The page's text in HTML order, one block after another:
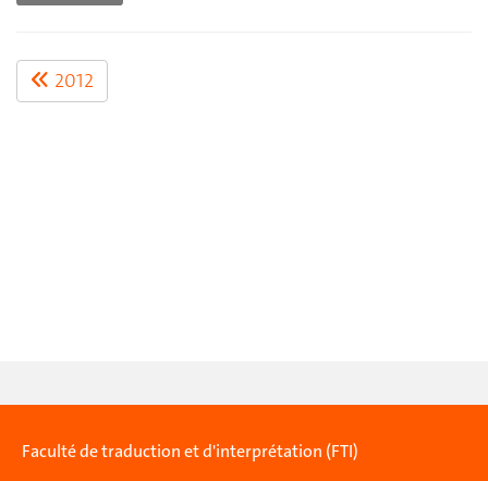
2012
Faculté de traduction et d'interprétation (FTI)